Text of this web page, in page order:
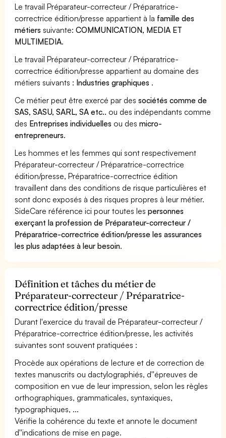
Le travail Préparateur-correcteur / Préparatrice-
correctrice édition/presse appartient à la famille des
métiers suivante:COMMUNICATION, MEDIA ET
MULTIMEDIA.
Le travail Préparateur-correcteur / Préparatrice-
correctrice édition/presse appartient au domaine des
métiers suivants : Industries graphiques .
Ce métier peut être exercé par dessociétés comme de
SAS, SASU, SARL, SA etc.. ou des indépendants comme
des Entreprises individuelles ou desmicro-
entrepreneurs.
Les hommes et les femmes qui sont respectivement
Préparateur-correcteur / Préparatrice-correctrice
édition/presse, Préparatrice-correctrice édition
travaillent dans des conditions de risque particulières et
sont donc exposés à des risques propres à leur métier.
SideCare référence ici pour toutes lespersonnes
exerçant la profession de Préparateur-correcteur /
Préparatrice-correctrice édition/presse les assurances
les plus adaptées à leur besoin.
Définition et tâches du métier de
Préparateur-correcteur / Préparatrice-
correctrice édition/presse
Durant l'exercice du travail de Préparateur-correcteur /
Préparatrice-correctrice édition/presse, les activités
suivantes sont souvent pratiquées :
Procède aux opérations de lecture et de correction de
textes manuscrits ou dactylographiés, d''épreuves de
composition en vue de leur impression, selon les règles
orthographiques, grammaticales, syntaxiques,
typographiques, ...
Vérifie la cohérence du texte et annote le document
d''indications de mise en page.